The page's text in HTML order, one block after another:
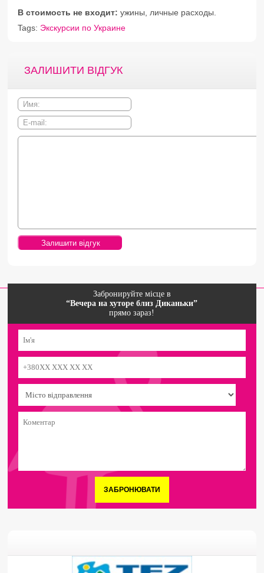
В стоимость не входит: ужины, личные расходы.
Tags: Экскурсии по Украине
ЗАЛИШИТИ ВІДГУК
Забронируйте місце в
“Вечера на хуторе близ Диканьки”
прямо зараз!
ЗАБРОНЮВАТИ